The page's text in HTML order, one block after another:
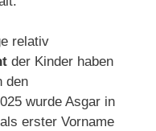
relativ
der Kinder haben
den
wurde Asgar in
als erster Vorname